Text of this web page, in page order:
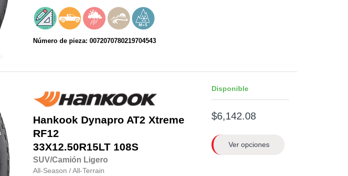
Número de pieza: 0072070780219704543
Hankook Dynapro AT2 Xtreme
RF12
33X12.50R15LT108S
SUV/Camión Ligero
All-Season /All-Terrain
Disponible
$6,142.08
Ver opciones